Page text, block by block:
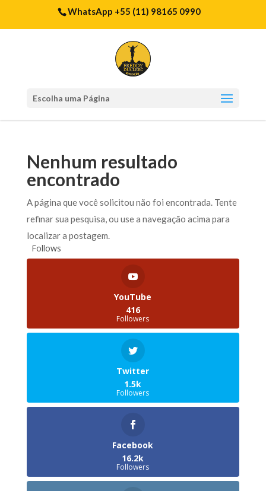
WhatsApp +55 (11) 98165 0990
Escolha uma Página
Nenhum resultado
encontrado
A página que você solicitou não foi encontrada. Tente
refinar sua pesquisa, ou use a navegação acima para
localizar a postagem.
Follows
YouTube
416
Followers
Twitter
1.5k
Followers
Facebook
16.2k
Followers